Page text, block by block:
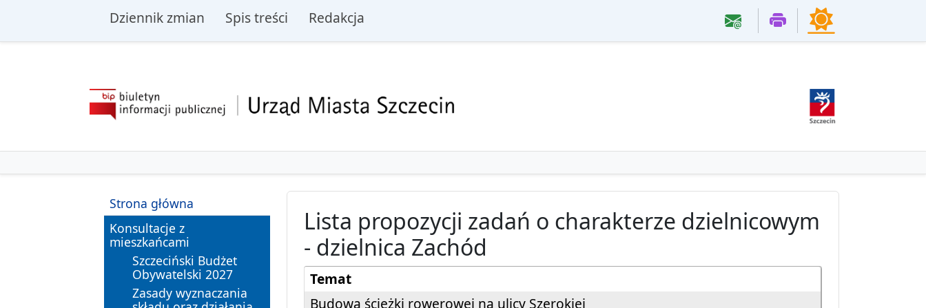
przejdź do głównego menu przejdź do treści
Dziennik zmian Spis treści Redakcja
Strona główna
Konsultacje z
mieszkańcami
Szczeciński Budżet
Obywatelski 2027
Zasady wyznaczania
Lista propozycji zadań o charakterze dzielnicowym
- dzielnica Zachód
Temat
Budowa ścieżki rowerowej na ulicy Szerokiej